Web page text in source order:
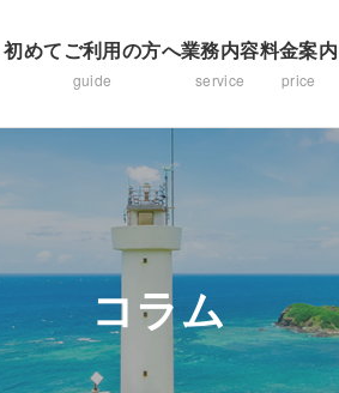
初めてご利用の方へ
guide
業務内容
service
料金案内
price
コラム